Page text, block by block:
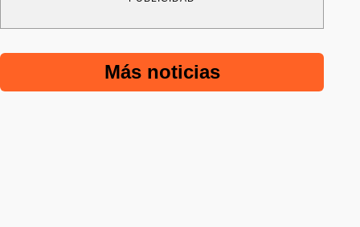
Más noticias